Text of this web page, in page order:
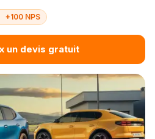
+100 NPS
un devis gratuit